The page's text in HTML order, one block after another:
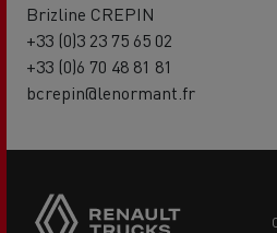
Brizline CREPIN
+33 (0)3 23 75 65 02
+33 (0)6 70 48 81 81
bcrepin@lenormant.fr